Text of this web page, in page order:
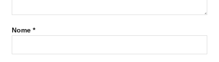
Nome *